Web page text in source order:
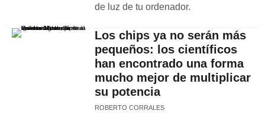
de luz de tu ordenador.
Los chips ya no serán más
pequeños: los científicos
han encontrado una forma
mucho mejor de multiplicar
su potencia
ROBERTO CORRALES